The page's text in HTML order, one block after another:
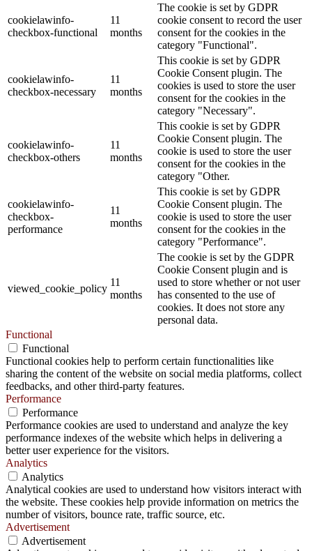
cookielawinfo-
checkbox-functional
11
months
The cookie is set by GDPR
cookie consent to record the user
consent for the cookies in the
category "Functional".
cookielawinfo-
checkbox-necessary
11
months
This cookie is set by GDPR
Cookie Consent plugin. The
cookies is used to store the user
consent for the cookies in the
category "Necessary".
cookielawinfo-
checkbox-others
11
months
This cookie is set by GDPR
Cookie Consent plugin. The
cookie is used to store the user
consent for the cookies in the
category "Other.
cookielawinfo-
checkbox-
performance
11
months
This cookie is set by GDPR
Cookie Consent plugin. The
cookie is used to store the user
consent for the cookies in the
category "Performance".
viewed_cookie_policy
11
months
The cookie is set by the GDPR
Cookie Consent plugin and is
used to store whether or not user
has consented to the use of
cookies. It does not store any
personal data.
Functional
Functional
Functional cookies help to perform certain functionalities like
sharing the content of the website on social media platforms, collect
feedbacks, and other third-party features.
Performance
Performance
Performance cookies are used to understand and analyze the key
performance indexes of the website which helps in delivering a
better user experience for the visitors.
Analytics
Analytics
Analytical cookies are used to understand how visitors interact with
the website. These cookies help provide information on metrics the
number of visitors, bounce rate, traffic source, etc.
Advertisement
Advertisement